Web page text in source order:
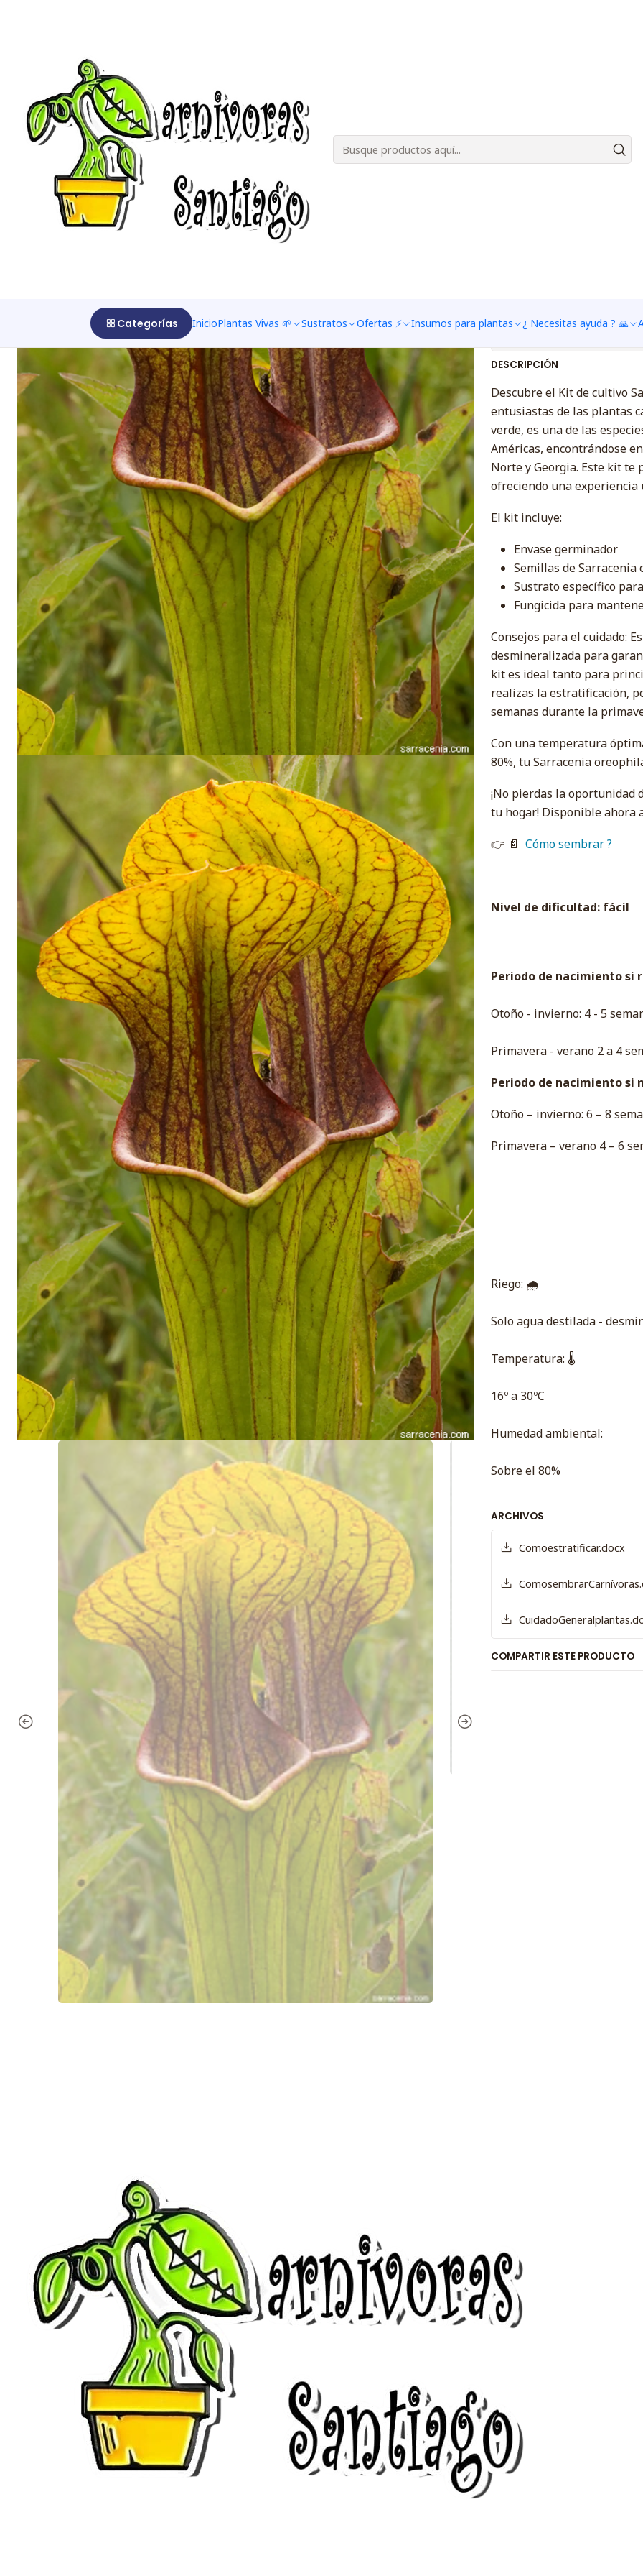
Categorías InicioPlantas Vivas 🌱 Sustratos Ofertas ⚡ Insumos para plantas ¿ Necesitas ayuda ? 🙏
Mostrar stock de
DESCRIPCIÓN
Descubre el Kit de cultivo
entusiastas de las plantas
verde, es una de las
Américas, encontrándose
Norte y Georgia. Este kit
ofreciendo una experiencia
El kit incluye:
Envase germinador
Semillas de Sarracenia
Sustrato específico
Fungicida para
Consejos para el cuidado:
desmineralizada para
kit es ideal tanto para
realizas la estratificación,
semanas durante la
Con una temperatura
80%, tu Sarracenia
¡No pierdas la
tu hogar! Disponible ahora
👉 📄 Cómo sembrar ?
Nivel de dificultad: fácil
Periodo de nacimiento si
Otoño - invierno: 4 - 5
Primavera - verano 2 a 4
Periodo de nacimiento si
Otoño – invierno: 6 – 8
Primavera – verano 4 – 6
Riego: 🌧
Solo agua destilada -
Temperatura: 🌡
16º a 30ºC
Humedad ambiental:
Sobre el 80%
ARCHIVOS
Comoestratificar.docx
COMPARTIR ESTE PRODUCTO